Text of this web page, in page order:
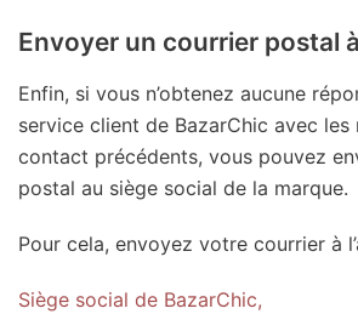
Envoyer un courrier postal
Enfin, si vous n’obtenez aucune
service client de BazarChic avec les
contact précédents, vous pouvez
postal au siège social de la marque.
Pour cela, envoyez votre courrier à
Siège social de BazarChic,